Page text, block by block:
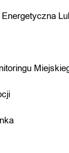
Energetyczna